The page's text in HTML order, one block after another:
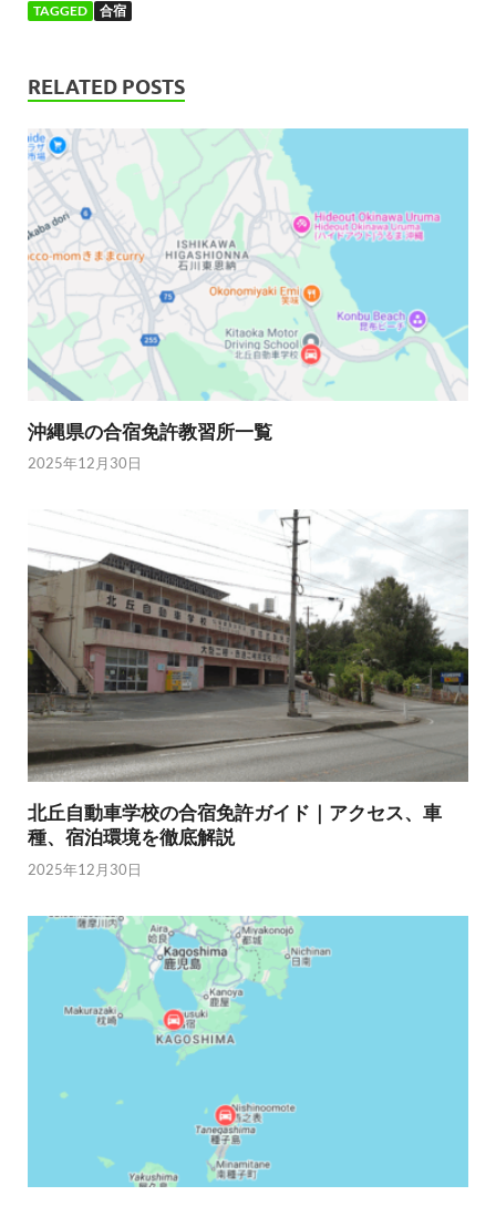
TAGGED 合宿
RELATED POSTS
沖縄県の合宿免許教習所一覧
2025年12月30日
北丘自動車学校の合宿免許ガイド｜アクセス、車
種、宿泊環境を徹底解説
2025年12月30日